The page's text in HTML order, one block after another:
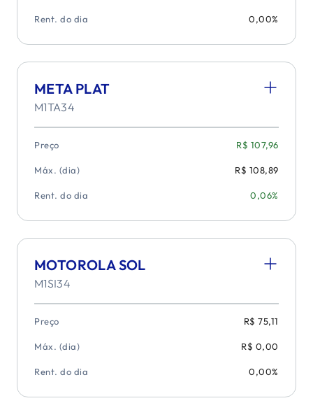
Rent. do dia 0,00%
META PLAT
M1TA34
Preço R$ 107,96
Máx. (dia) R$ 108,89
Rent. do dia 0,06%
MOTOROLA SOL
M1SI34
Preço R$ 75,11
Máx. (dia) R$ 0,00
Rent. do dia 0,00%